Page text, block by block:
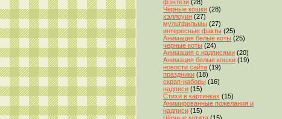
фэнтези (28)
Чёрные кошки (28)
хэллоуин (27)
мультфильмы (27)
интересные факты (25)
Анимация белые коты (25)
черные коты (24)
Анимация с надписями (20)
Анимация белые кошки (19)
новости сайта (19)
праздники (18)
скрап-наборы (16)
надписи (15)
Стихи в картинках (15)
Анимированные пожелания и
надписи (15)